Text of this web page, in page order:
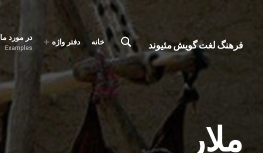
فرهنگ لغت گویش مئیوند
تغییر وضعیت جعبه مودال فرم جستجو
خانه دفتر واژه در مورد ما
Examples
ملار